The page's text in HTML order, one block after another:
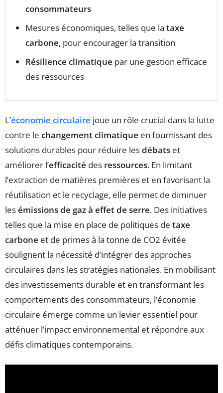
consommateurs
Mesures économiques, telles que la taxe
carbone, pour encourager la transition
Résilience climatique par une gestion efficace
des ressources
L’économie circulaire joue un rôle crucial dans la lutte
contre le changement climatique en fournissant des
solutions durables pour réduire lesdébats et
améliorer l’efficacité des ressources. En limitant
l’extraction de matières premières et en favorisant la
réutilisation et le recyclage, elle permet de diminuer
lesémissions de gaz à effet de serre. Des initiatives
telles que la mise en place de politiques de taxe
carbone et de primes à la tonne de CO2 évitée
soulignent la nécessité d’intégrer des approches
circulaires dans les stratégies nationales. En mobilisant
des investissements durable et en transformant les
comportements des consommateurs, l’économie
circulaire émerge comme un levier essentiel pour
atténuer l’impact environnemental et répondre aux
défis climatiques contemporains.